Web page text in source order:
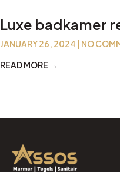
Luxe badkamer
JANUARY 26, 2024
NO
READ MORE →